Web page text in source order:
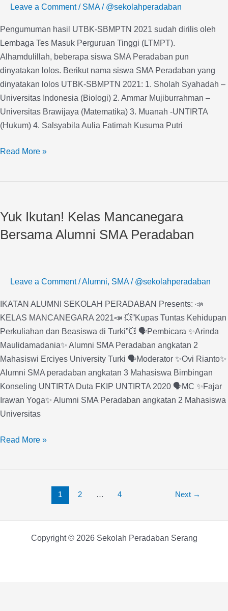
Leave a Comment / SMA/ @sekolahperadaban
Pengumuman hasil UTBK-SBMPTN 2021 sudah dirilis oleh
Lembaga Tes Masuk Perguruan Tinggi (LTMPT).
Alhamdulillah, beberapa siswa SMA Peradaban pun
dinyatakan lolos. Berikut nama siswa SMA Peradaban yang
dinyatakan lolos UTBK-SBMPTN 2021: 1. Sholah Syahadah –
Universitas Indonesia (Biologi) 2. Ammar Mujiburrahman –
Universitas Brawijaya (Matematika) 3. Muanah -UNTIRTA
(Hukum) 4. Salsyabila Aulia Fatimah Kusuma Putri
SBMPTN
Read More »
Yuk Ikutan! Kelas Mancanegara
Bersama Alumni SMA Peradaban
Leave a Comment /Alumni, SMA/ @sekolahperadaban
IKATAN ALUMNI SEKOLAH PERADABAN Presents: 📣
KELAS MANCANEGARA 2021📣 💥”Kupas Tuntas Kehidupan
Perkuliahan dan Beasiswa di Turki”💥 🗣Pembicara ✨Arinda
Maulidamadania✨ Alumni SMA Peradaban angkatan 2
Mahasiswi Erciyes University Turki 🗣Moderator ✨Ovi Rianto✨
Alumni SMA peradaban angkatan 3 Mahasiswa Bimbingan
Konseling UNTIRTA Duta FKIP UNTIRTA 2020 🗣️MC ✨Fajar
Irawan Yoga✨ Alumni SMA Peradaban angkatan 2 Mahasiswa
Universitas
Kelas
Mancanegara
Peradaban
Read More »
1 2 … 4 Next →
Copyright © 2026 Sekolah Peradaban Serang